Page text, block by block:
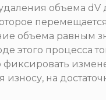
объема
объема равным
этого процесса
фиксировать
на